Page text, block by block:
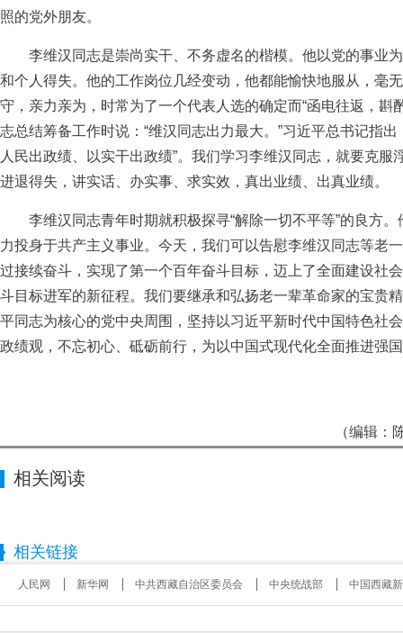
照的党外朋友。
李维汉同志是崇尚实干、不务虚名的楷模。他以党的事业
和个人得失。他的工作岗位几经变动，他都能愉快地服从，毫
守，亲力亲为，时常为了一个代表人选的确定而“函电往返，斟
志总结筹备工作时说：“维汉同志出力最大。”习近平总书记指
人民出政绩、以实干出政绩”。我们学习李维汉同志，就要克
进退得失，讲实话、办实事、求实效，真出业绩、出真业绩。
李维汉同志青年时期就积极探寻“解除一切不平等”的良方。
力投身于共产主义事业。今天，我们可以告慰李维汉同志等老
过接续奋斗，实现了第一个百年奋斗目标，迈上了全面建设社
斗目标进军的新征程。我们要继承和弘扬老一辈革命家的宝贵
平同志为核心的党中央周围，坚持以习近平新时代中国特色社
政绩观，不忘初心、砥砺前行，为以中国式现代化全面推进强
（编辑：
相关阅读
相关链接
人民网 新华网 中共西藏自治区委员会 中央统战部 中国西藏